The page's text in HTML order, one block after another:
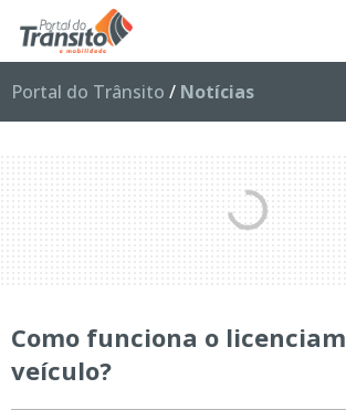
Portal do Trânsito / Notícias
Como funciona o
veículo?